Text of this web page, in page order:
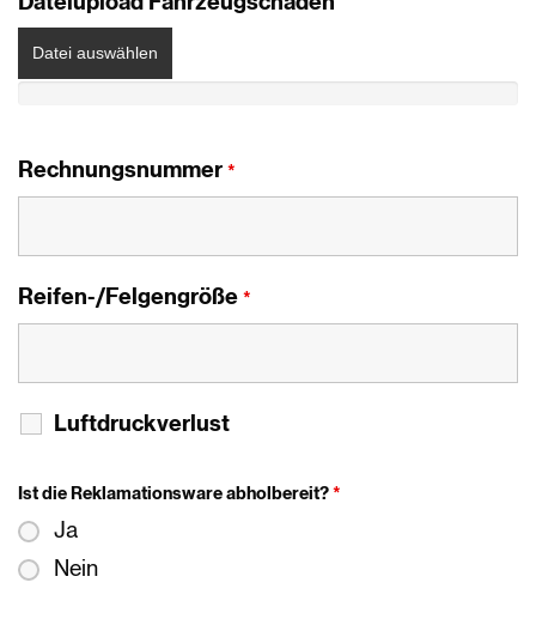
Datei auswählen
Rechnungsnummer *
Reifen-/Felgengröße *
Luftdruckverlust
Ist die Reklamationsware abholbereit? *
Ja
Nein